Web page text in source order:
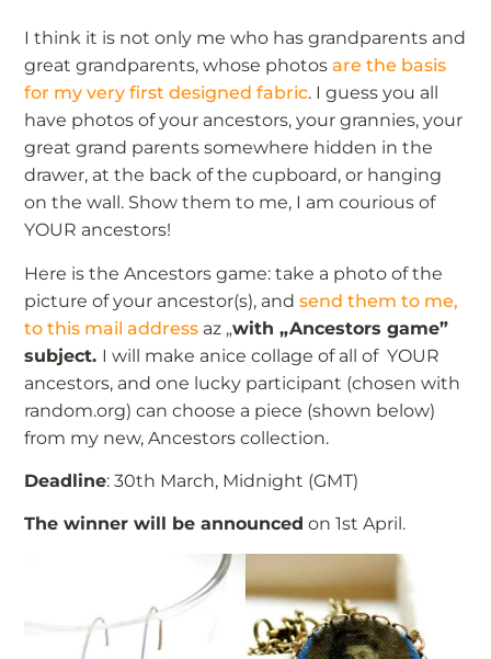
I think it is not only me who has grandparents and
great grandparents, whose photosare the basis
for my very first designed fabric. I guess you all
have photos of your ancestors, your grannies, your
great grand parents somewhere hidden in the
drawer, at the back of the cupboard, or hanging
on the wall. Show them to me, I am courious of
YOUR ancestors!
Here is the Ancestors game: take a photo of the
picture of your ancestor(s), andsend them to me,
to this mail address az „with „Ancestors game”
subject. I will make anice collage of all of YOUR
ancestors, and one lucky participant (chosen with
random.org) can choose a piece (shown below)
from my new, Ancestors collection.
Deadline: 30th March, Midnight (GMT)
The winner will be announced on 1st April.